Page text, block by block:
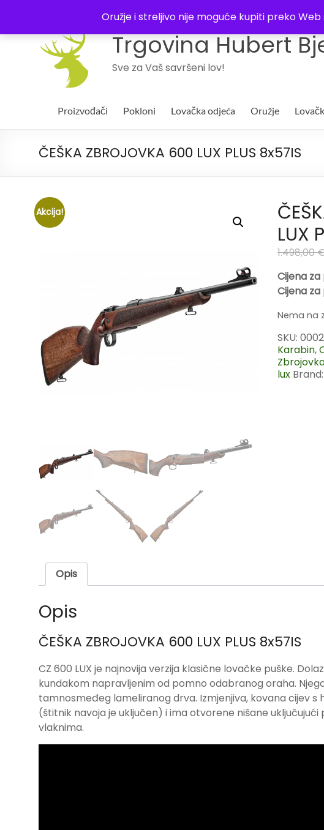
Oružje i streljivo nije moguće kupiti preko
Trgovina Hubert
Sve za Vaš savršeni lov!
Proizvođači Pokloni Lovačka odjeća Oružje
ČEŠKA ZBROJOVKA 600 LUX PLUS 8x57IS
Akcija!
LUX
1.498,00
Cijena
Cijena
Nema na
SKU:
Karabin,
lux Brand:
Opis
Opis
ČEŠKA ZBROJOVKA 600 LUX PLUS 8x57IS
CZ 600 LUX je najnovija verzija klasične lovačke puške.
kundakom napravljenim od pomno odabranog oraha.
tamnosmeđeg lameliranog drva. Izmjenjiva, kovana cijev
(štitnik navoja je uključen) i ima otvorene nišane uključujući
vlaknima.